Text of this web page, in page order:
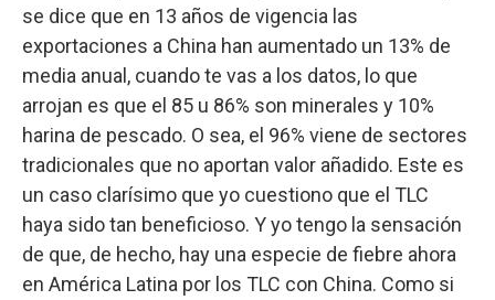
se dice que en 13 años de vigencia las
exportaciones a China han aumentado un 13% de
media anual, cuando te vas a los datos, lo que
arrojan es que el 85 u 86% son minerales y 10%
harina de pescado. O sea, el 96% viene de sectores
tradicionales que no aportan valor añadido. Este es
un caso clarísimo que yo cuestiono que el TLC
haya sido tan beneficioso. Y yo tengo la sensación
de que, de hecho, hay una especie de fiebre ahora
en América Latina por los TLC con China. Como si